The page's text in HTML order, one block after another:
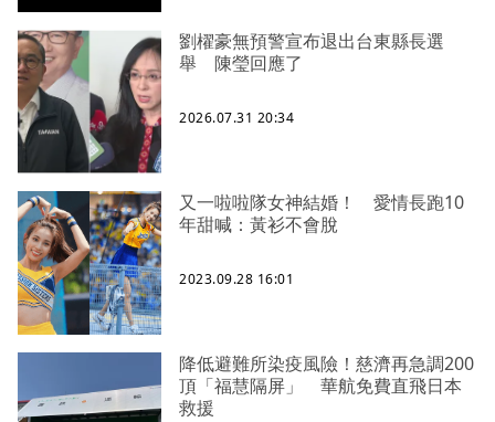
劉櫂豪無預警宣布退出台東縣長選
舉 陳瑩回應了
2026.07.31 20:34
又一啦啦隊女神結婚！ 愛情長跑10
年甜喊：黃衫不會脫
2023.09.28 16:01
降低避難所染疫風險！慈濟再急調200
頂「福慧隔屏」 華航免費直飛日本
救援